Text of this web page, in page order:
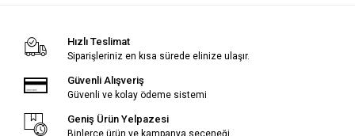
Hızlı Teslimat
Siparişleriniz en kısa sürede elinize ulaşır.
Güvenli Alışveriş
Güvenli ve kolay ödeme sistemi
Geniş Ürün Yelpazesi
Binlerce ürün ve kampanya seçeneği